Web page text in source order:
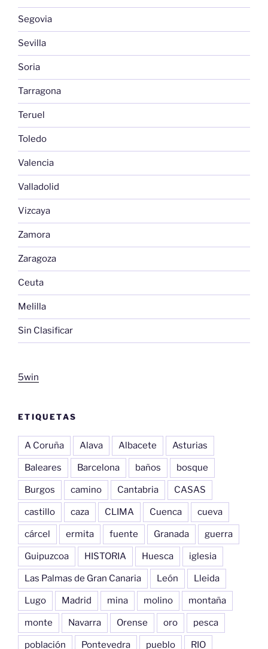
Segovia
Sevilla
Soria
Tarragona
Teruel
Toledo
Valencia
Valladolid
Vizcaya
Zamora
Zaragoza
Ceuta
Melilla
Sin Clasificar
5win
ETIQUETAS
A Coruña Alava Albacete Asturias
Baleares Barcelona baños bosque
Burgos camino Cantabria CASAS
castillo caza CLIMA Cuenca cueva
cárcel ermita fuente Granada guerra
Guipuzcoa HISTORIA Huesca iglesia
Las Palmas de Gran Canaria León Lleida
Lugo Madrid mina molino montaña
monte Navarra Orense oro pesca
población Pontevedra pueblo RIO